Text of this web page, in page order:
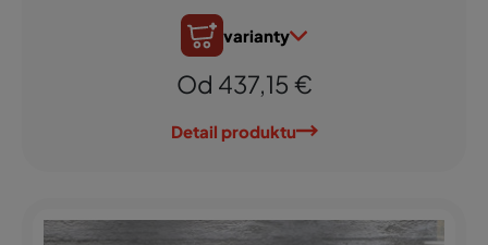
varianty
Od 437,15 €
Detail produktu